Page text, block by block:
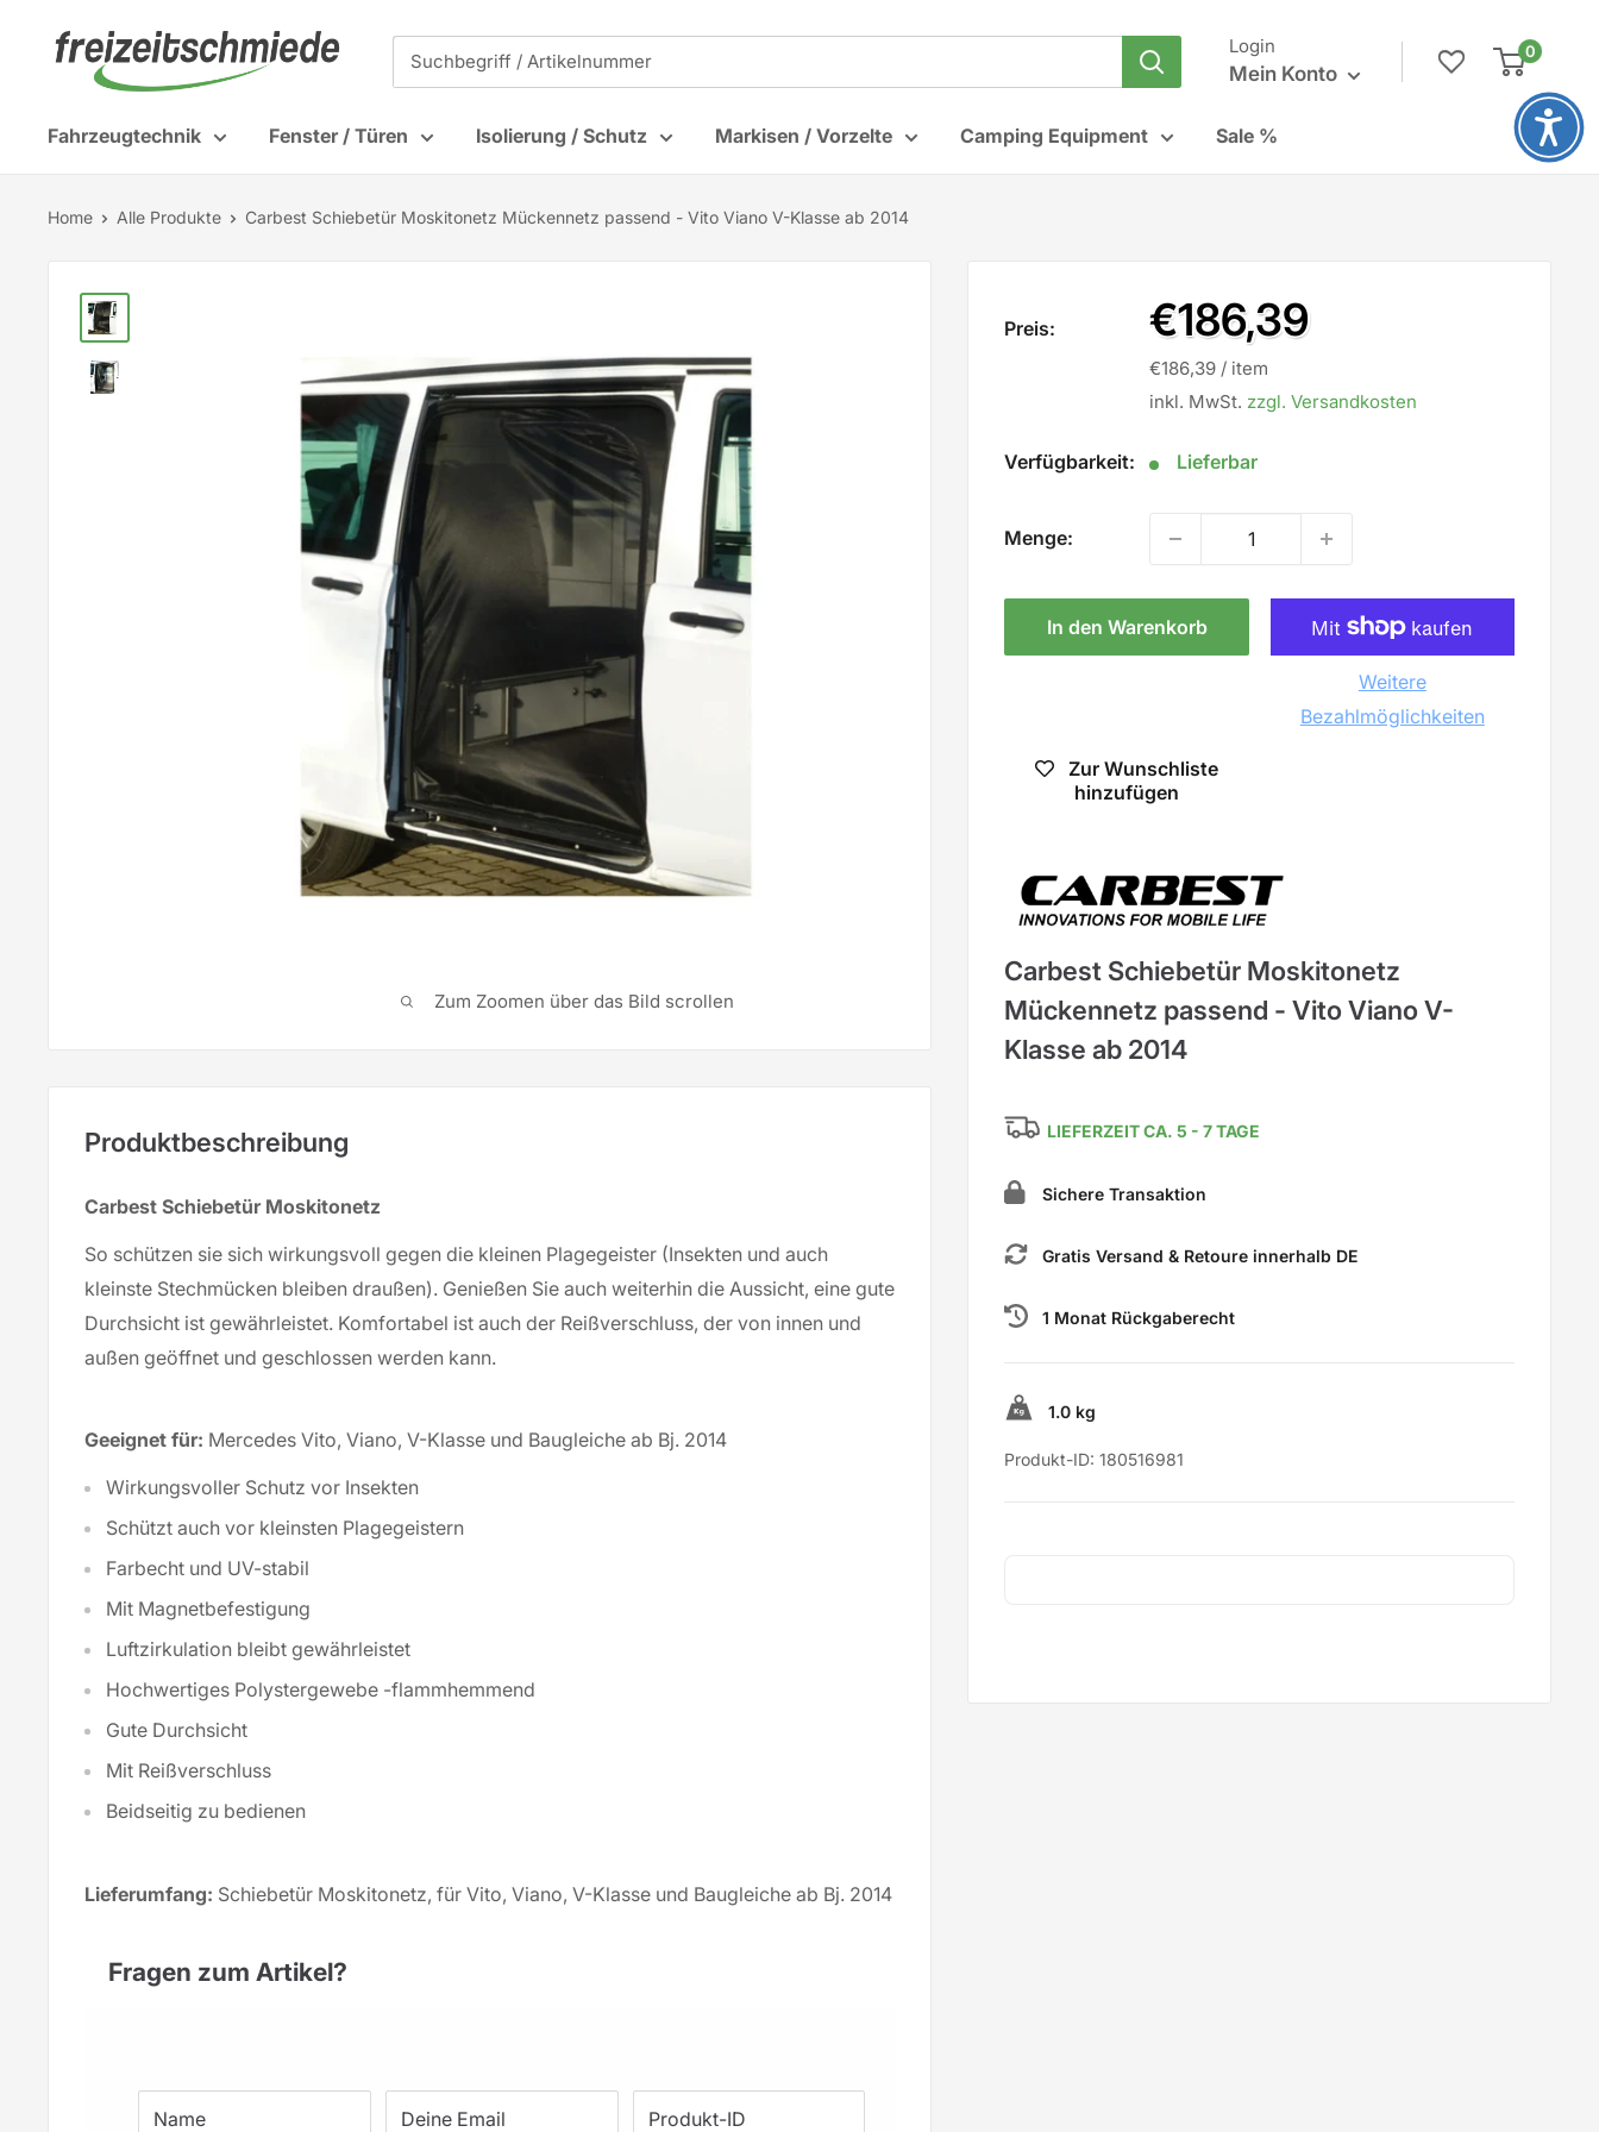
Freizeitschmiede
GmbH
Co.
Login
Mein Konto
0
Fahrzeugtechnik Fenster / Türen Isolierung / Schutz Markisen / Vorzelte Camping Equipment Sale %
Home Alle Produkte Carbest Schiebetür Moskitonetz Mückennetz passend - Vito Viano V-Klasse ab 2014
Zum Zoomen über das Bild scrollen
Preis:
Sale
Preis
€186,39
€186,39 / item
inkl. MwSt. zzgl. Versandkosten
Verfügbarkeit: Lieferbar
Menge:
In den Warenkorb
Weitere
Bezahlmöglichkeiten
Zur Wunschliste
hinzufügen
Carbest Schiebetür Moskitonetz
Mückennetz passend - Vito Viano V-
Klasse ab 2014
LIEFERZEIT CA. 5 - 7 TAGE
Sichere Transaktion
Gratis Versand & Retoure innerhalb DE
1 Monat Rückgaberecht
1.0 kg
Produkt-ID:180516981
Produktbeschreibung
Carbest Schiebetür Moskitonetz
So schützen sie sich wirkungsvoll gegen die kleinen Plagegeister (Insekten und auch
kleinste Stechmücken bleiben draußen). Genießen Sie auch weiterhin die Aussicht, eine gute
Durchsicht ist gewährleistet. Komfortabel ist auch der Reißverschluss, der von innen und
außen geöffnet und geschlossen werden kann.
Geeignet für: Mercedes Vito, Viano, V-Klasse und Baugleiche ab Bj. 2014
Wirkungsvoller Schutz vor Insekten
Schützt auch vor kleinsten Plagegeistern
Farbecht und UV-stabil
Mit Magnetbefestigung
Luftzirkulation bleibt gewährleistet
Hochwertiges Polystergewebe -flammhemmend
Gute Durchsicht
Mit Reißverschluss
Beidseitig zu bedienen
Lieferumfang: Schiebetür Moskitonetz, für Vito, Viano, V-Klasse und Baugleiche ab Bj. 2014
Fragen zum Artikel?
Name Deine Email Produkt-ID